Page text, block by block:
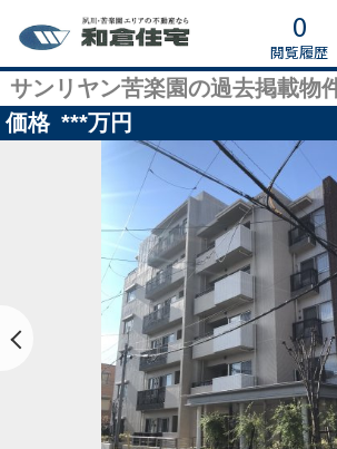
0
閲覧履歴
サンリヤン苦楽園の過去掲載物
価格 ***万円